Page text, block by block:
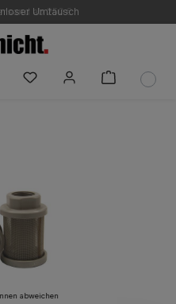
ab 250 €
Umtausch
abweichen